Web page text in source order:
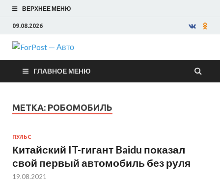
ВЕРХНЕЕ МЕНЮ
09.08.2026
ForPost —
Авто
ГЛАВНОЕ МЕНЮ
МЕТКА: РОБОМОБИЛЬ
ПУЛЬС
Китайский IT-гигант Baidu показал
свой первый автомобиль без руля
19.08.2021